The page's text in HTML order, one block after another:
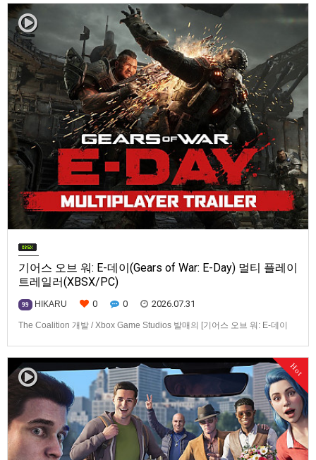
로 예정.
기어스 오브 워: E-데이(Gears of War: E-Day) 멀티 플레이
트레일러(XBSX/PC)
99 HIKARU 0 0 2026.07.31
The Coalition 개발 / Xbox Game Studios 발매의 [기어스 오브 워: E-데이
Hot